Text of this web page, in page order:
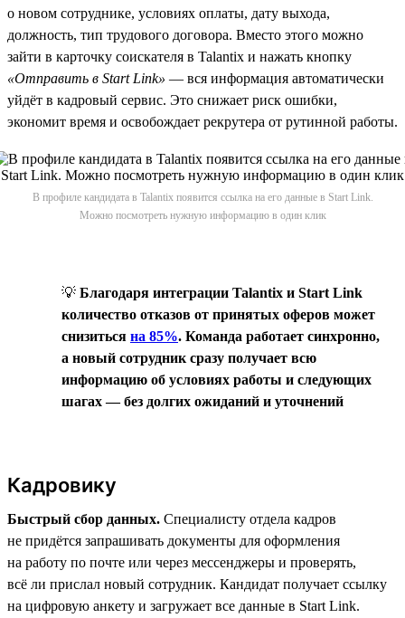
о новом сотруднике, условиях оплаты, дату выхода,
должность, тип трудового договора. Вместо этого можно
зайти в карточку соискателя в Talantix и нажать кнопку
«Отправить в Start Link» — вся информация автоматически
уйдёт в кадровый сервис. Это снижает риск ошибки,
экономит время и освобождает рекрутера от рутинной работы.
В профиле кандидата в Talantix появится ссылка на его данные в Start Link.
Можно посмотреть нужную информацию в один клик
💡 Благодаря интеграции Talantix и Start Link
количество отказов от принятых оферов может
снизиться на 85%. Команда работает синхронно,
а новый сотрудник сразу получает всю
информацию об условиях работы и следующих
шагах — без долгих ожиданий и уточнений
Кадровику
Быстрый сбор данных. Специалисту отдела кадров
не придётся запрашивать документы для оформления
на работу по почте или через мессенджеры и проверять,
всё ли прислал новый сотрудник. Кандидат получает ссылку
на цифровую анкету и загружает все данные в Start Link.